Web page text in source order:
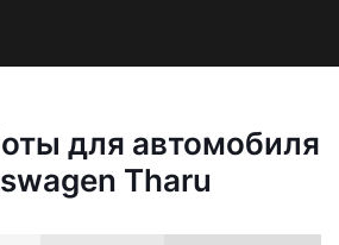
для автомобиля
Tharu